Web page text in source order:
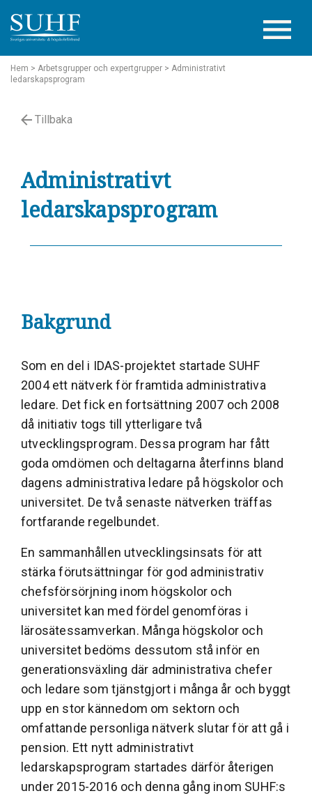
Hem > Arbetsgrupper och expertgrupper > Administrativt
ledarskapsprogram
Tillbaka
Administrativt
ledarskapsprogram
Bakgrund
Som en del i IDAS-projektet startade SUHF
2004 ett nätverk för framtida administrativa
ledare. Det fick en fortsättning 2007 och 2008
då initiativ togs till ytterligare två
utvecklingsprogram. Dessa program har fått
goda omdömen och deltagarna återfinns bland
dagens administrativa ledare på högskolor och
universitet. De två senaste nätverken träffas
fortfarande regelbundet.
En sammanhållen utvecklingsinsats för att
stärka förutsättningar för god administrativ
chefsförsörjning inom högskolor och
universitet kan med fördel genomföras i
lärosätessamverkan. Många högskolor och
universitet bedöms dessutom stå inför en
generationsväxling där administrativa chefer
och ledare som tjänstgjort i många år och byggt
upp en stor kännedom om sektorn och
omfattande personliga nätverk slutar för att gå i
pension. Ett nytt administrativt
ledarskapsprogram startades därför återigen
under 2015-2016 och denna gång inom SUHF:s